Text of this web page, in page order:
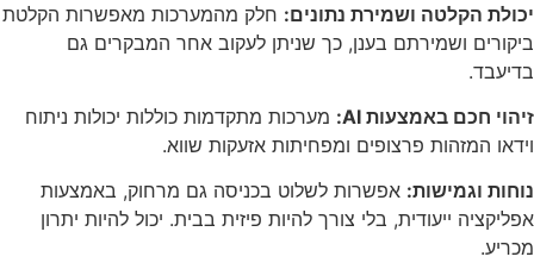
יכולת הקלטה ושמירת נתונים: חלק מהמערכות מאפשרות הקלטת
ביקורים ושמירתם בענן, כך שניתן לעקוב אחר המבקרים גם
בדיעבד.
זיהוי חכם באמצעות AI
: מערכות מתקדמות כוללות יכולות ניתוח
וידאו המזהות פרצופים ומפחיתות אזעקות שווא.
נוחות וגמישות: אפשרות לשלוט בכניסה גם מרחוק, באמצעות
אפליקציה ייעודית, בלי צורך להיות פיזית בבית. יכול להיות יתרון
מכריע.